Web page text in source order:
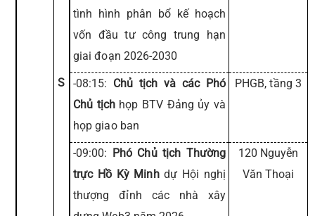
S
tình hình phân bổ kế hoạch
vốn đầu tư công trung hạn
giai đoạn 2026-2030
-08:15: Chủ tịch và các Phó
Chủ tịchhọp BTV Đảng ủy và
họp giao ban
PHGB, tầng 3
-09:00: Phó Chủ tịch Thường
trực Hồ Kỳ Minhdự Hội nghị
thượng đỉnh các nhà xây
120 Nguyễn
Văn Thoại